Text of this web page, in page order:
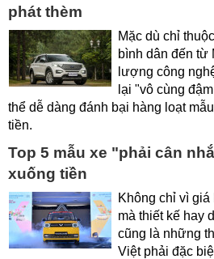
phát thèm
Mặc dù chỉ
bình dân đến từ
lượng công
lại "vô cùng
thể dễ dàng đánh bại hàng loạt
tiền.
Top 5 mẫu xe "phải cân
xuống tiền
Không chỉ vì
mà thiết kế hay
cũng là những
Việt phải đặc